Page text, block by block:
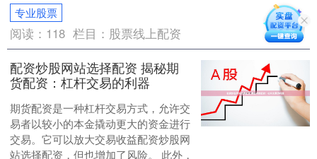
专业股票
阅读： 118 栏目： 股票线上配资
配资炒股网站选择配资 揭秘期
货配资：杠杆交易的利器
期货配资是一种杠杆交易方式，允许交
易者以较小的本金撬动更大的资金进行
交易。它可以放大交易收益配资炒股网
站选择配资，但也增加了风险。 此外，